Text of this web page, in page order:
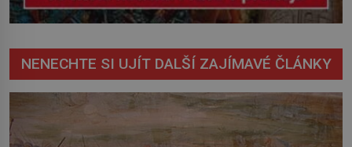
NENECHTE SI UJÍT DALŠÍ ZAJÍMAVÉ ČLÁNKY